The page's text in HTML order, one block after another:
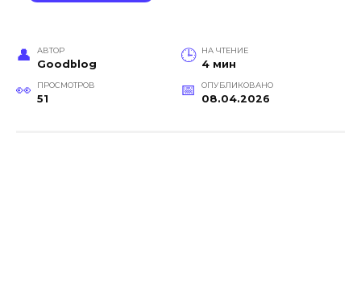
АВТОР
Goodblog
НА ЧТЕНИЕ
4 мин
ПРОСМОТРОВ
51
ОПУБЛИКОВАНО
08.04.2026